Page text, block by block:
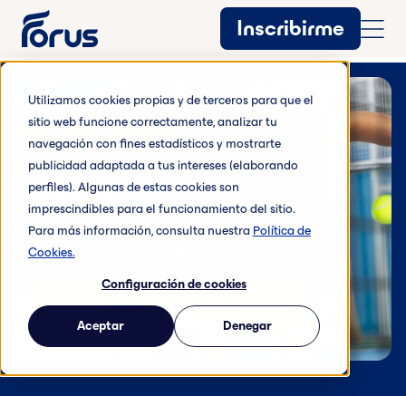
Utilizamos cookies propias y de terceros para que el
sitio web funcione correctamente, analizar tu
navegación con fines estadísticos y mostrarte
publicidad adaptada a tus intereses (elaborando
perfiles). Algunas de estas cookies son
imprescindibles para el funcionamiento del sitio.
Para más información, consulta nuestra Política de
Cookies.
Configuración de cookies
Aceptar Denegar
Inscribirme
Escuela raqueta
Escuela de pádel
infantil
Si a tu peque le gusta el juego rápido, el
trabajo en equipo y superarse con cada
Reserva ahora